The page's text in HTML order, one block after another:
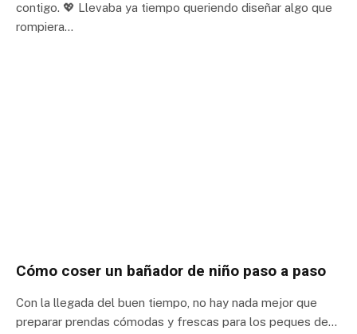
contigo. 💖 Llevaba ya tiempo queriendo diseñar algo que
rompiera…
Cómo coser un bañador de niño paso a paso
Con la llegada del buen tiempo, no hay nada mejor que
preparar prendas cómodas y frescas para los peques de…